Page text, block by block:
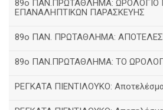
89ο ΠΑΝ.ΠΡΩΤΑΘΛΗΜΑ:
ΕΠΑΝΑΛΗΠΤΙΚΩΝ ΠΑΡΑΣΚΕΥΗΣ
89ο ΠΑΝ. ΠΡΩΤΑΘΛΗΜΑ:
89ο ΠΑΝ.ΠΡΩΤΑΘΛΗΜΑ: ΤΟ
ΡΕΓΚΑΤΑ ΠΙΕΝΤΙΛΟΥΚΟ: